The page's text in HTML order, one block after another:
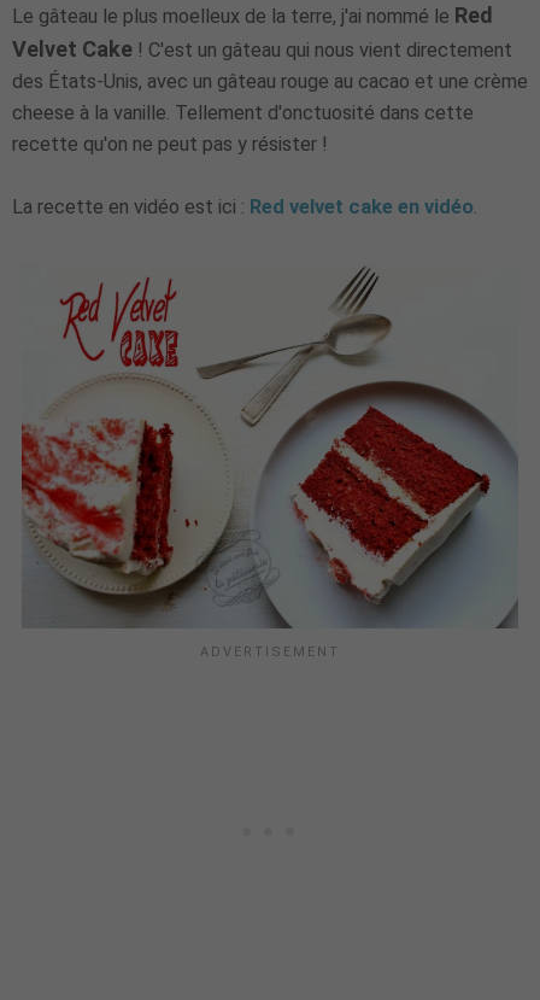
Le gâteau le plus moelleux de la terre, j'ai nommé le Red
Velvet Cake ! C'est un gâteau qui nous vient directement
des États-Unis, avec un gâteau rouge au cacao et une crème
cheese à la vanille. Tellement d'onctuosité dans cette
recette qu'on ne peut pas y résister !
La recette en vidéo est ici : Red velvet cake en vidéo